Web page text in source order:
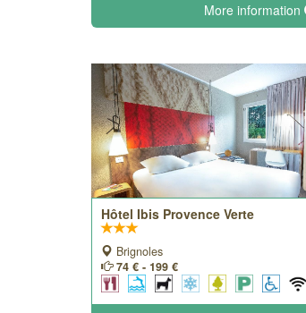
More information
Hôtel Ibis Provence Verte
Brignoles
74 € - 199 €